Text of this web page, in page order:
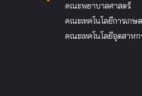
คณะพยาบาลศาสตร์
คณะเทคโนโลยีการเกษ
คณะเทคโนโลยีอุตสาหก